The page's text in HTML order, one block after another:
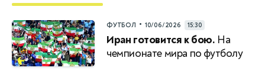
ФУТБОЛ • 10/06/2026 15:30
Иран готовится к бою. На
чемпионате мира по футболу